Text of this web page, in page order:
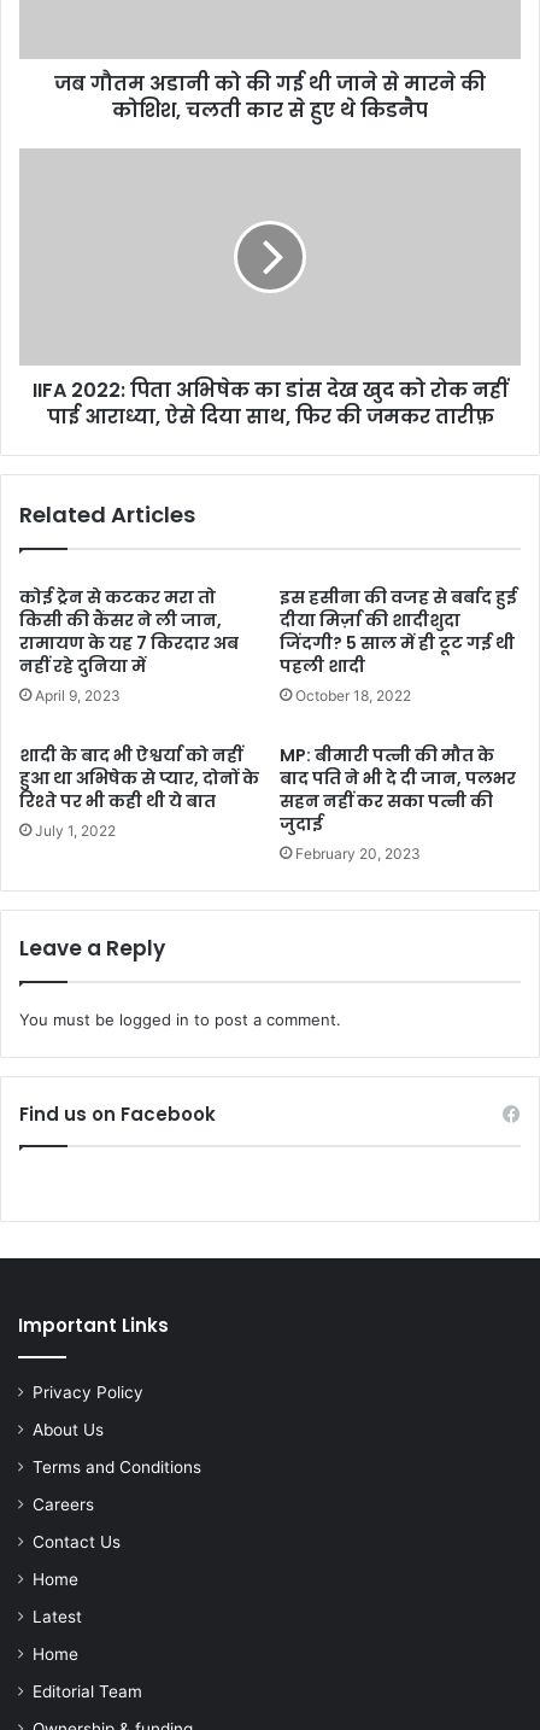
जब गौतम अडानी को की गई थी जाने से मारने की
कोशिश, चलती कार से हुए थे किडनैप
IIFA 2022: पिता अभिषेक का डांस देख खुद को रोक नहीं
पाई आराध्या, ऐसे दिया साथ, फिर की जमकर तारीफ़
Related Articles
कोई ट्रेन से कटकर मरा तो
किसी की कैंसर ने ली जान,
रामायण के यह 7 किरदार अब
नहीं रहे दुनिया में
April 9, 2023
इस हसीना की वजह से बर्बाद हुई
दीया मिर्ज़ा की शादीशुदा
जिंदगी? 5 साल में ही टूट गई थी
पहली शादी
October 18, 2022
शादी के बाद भी ऐश्वर्या को नहीं
हुआ था अभिषेक से प्यार, दोनों के
रिश्ते पर भी कही थी ये बात
July 1, 2022
MP: बीमारी पत्नी की मौत के
बाद पति ने भी दे दी जान, पलभर
सहन नहीं कर सका पत्नी की
जुदाई
February 20, 2023
Leave a Reply
You must be logged in to post a comment.
Find us on Facebook
Important Links
Privacy Policy
About Us
Terms and Conditions
Careers
Contact Us
Home
Latest
Home
Editorial Team